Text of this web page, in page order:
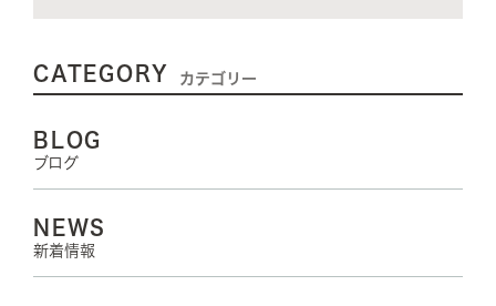
CATEGORY カテゴリー
BLOG
ブログ
NEWS
新着情報